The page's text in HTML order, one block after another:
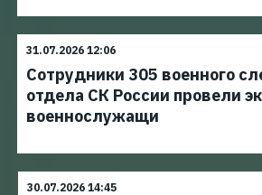
31.07.2026 12:06
Сотрудники 305 военного
отдела СК России провели
военнослужащи
30.07.2026 14:45